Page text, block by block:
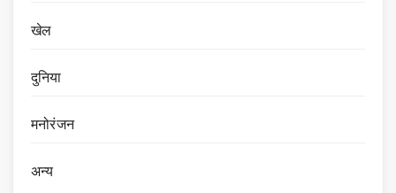
खेल
दुनिया
मनोरंजन
अन्य